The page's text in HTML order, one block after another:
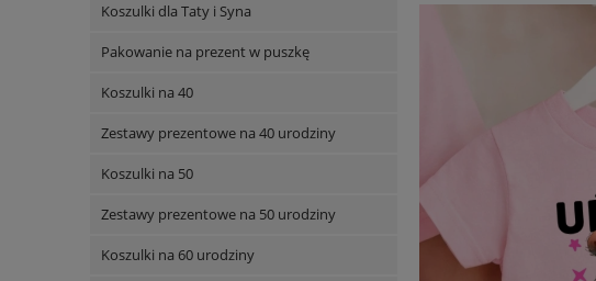
Koszulki dla Taty i Syna
Pakowanie na prezent w puszkę
Koszulki na 40
Zestawy prezentowe na 40 urodziny
Koszulki na 50
Zestawy prezentowe na 50 urodziny
Koszulki na 60 urodziny